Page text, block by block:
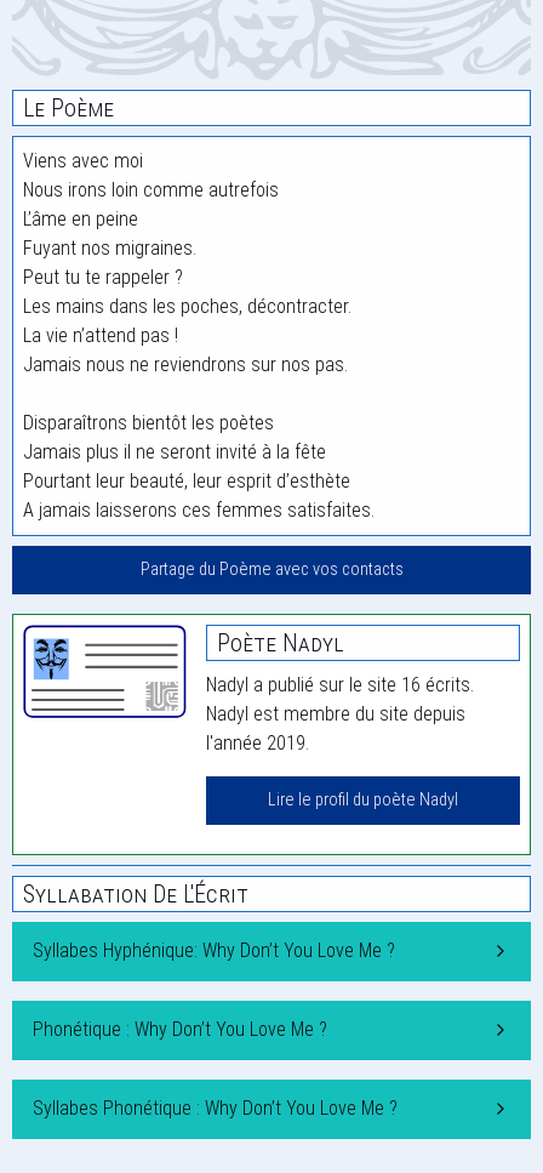
Le Poème
Viens avec moi
Nous irons loin comme autrefois
L’âme en peine
Fuyant nos migraines.
Peut tu te rappeler ?
Les mains dans les poches, décontracter.
La vie n’attend pas !
Jamais nous ne reviendrons sur nos pas.
Disparaîtrons bientôt les poètes
Jamais plus il ne seront invité à la fête
Pourtant leur beauté, leur esprit d’esthète
A jamais laisserons ces femmes satisfaites.
Partage du Poème avec vos contacts
Poète Nadyl
Nadyl a publié sur le site 16 écrits.
Nadyl est membre du site depuis
l'année 2019.
Lire le profil du poète Nadyl
Syllabation De L'Écrit
Syllabes Hyphénique: Why Don’t You Love Me ?
Phonétique : Why Don’t You Love Me ?
Syllabes Phonétique : Why Don’t You Love Me ?